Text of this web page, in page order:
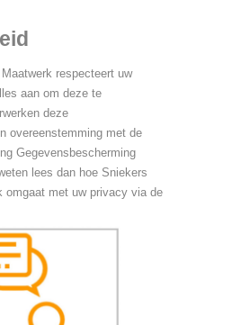
respecteert uw
aan om deze te
deze
overeenstemming met de
Gegevensbescherming
lees dan hoe Sniekers
omgaat met uw privacy via de